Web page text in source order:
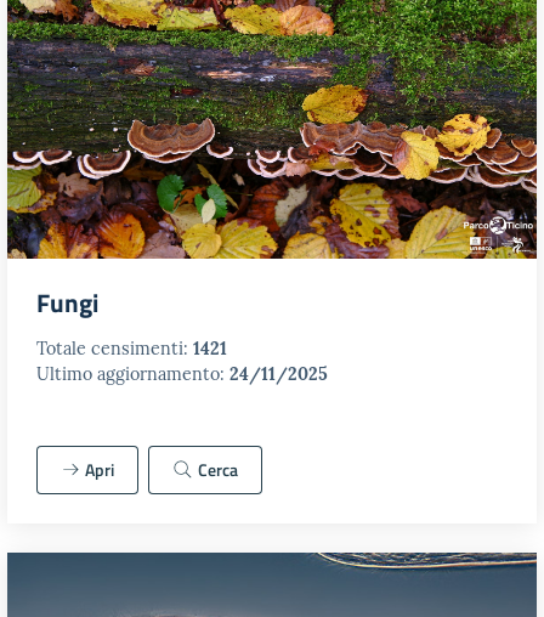
Fungi
Totale censimenti: 1421
Ultimo aggiornamento: 24/11/2025
Apri Cerca